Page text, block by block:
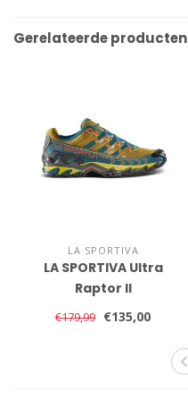
Gerelateerde producten
LA SPORTIVA
LA SPORTIVA Ultra
Raptor II
€179,99 €135,00